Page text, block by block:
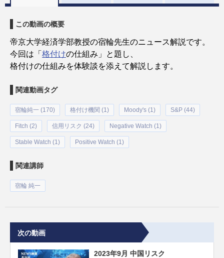
この動画の概要
帝京大学経済学部教授の宿輪先生のニュース解説です。
今回は「 格付けの仕組み」と題し、
格付けの仕組みを体験談を添えて解説します。
関連動画タグ
宿輪純一 (170) 格付け機関 (1) Moody's (1) S&P (44)
Fitch (2) 信用リスク (24) Negative Watch (1)
Stable Watch (1) Positive Watch (1)
関連講師
宿輪 純一
次の動画
2023年9月 中国リスク